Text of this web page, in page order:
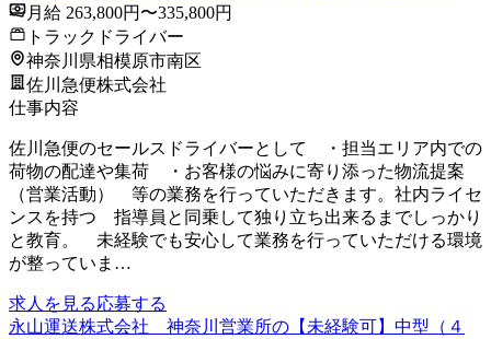
月給 263,800円〜335,800円
トラックドライバー
神奈川県相模原市南区
佐川急便株式会社
仕事内容
佐川急便のセールスドライバーとして ・担当エリア内での
荷物の配達や集荷 ・お客様の悩みに寄り添った物流提案
（営業活動） 等の業務を行っていただきます。社内ライセ
ンスを持つ 指導員と同乗して独り立ち出来るまでしっかり
と教育。 未経験でも安心して業務を行っていただける環境
が整っていま…
求人を見る応募する
永山運送株式会社 神奈川営業所の【未経験可】中型（４